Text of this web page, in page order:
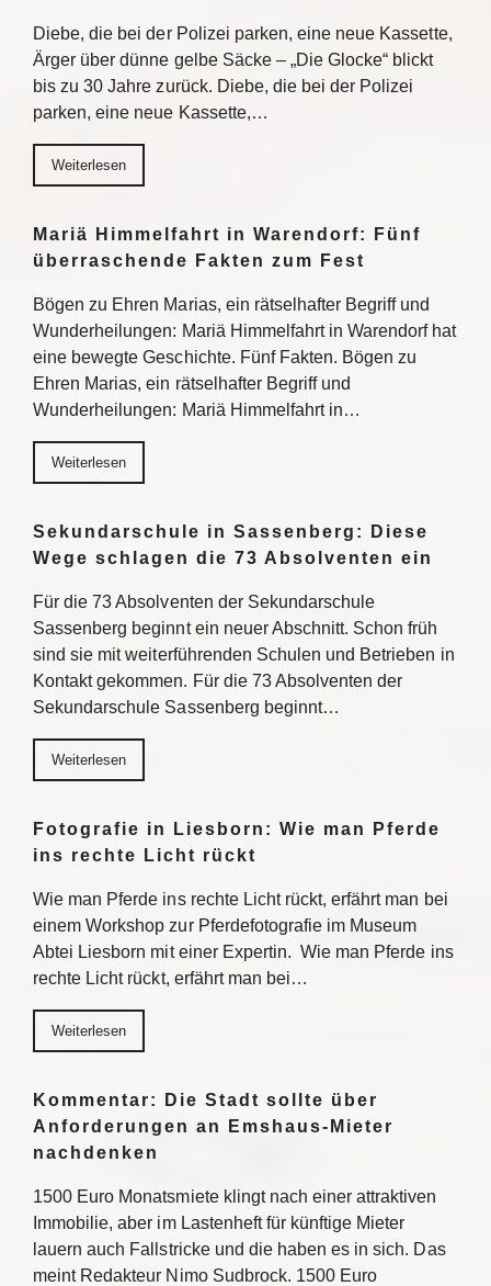
Diebe, die bei der Polizei parken, eine neue Kassette,
Ärger über dünne gelbe Säcke – „Die Glocke“ blickt
bis zu 30 Jahre zurück. Diebe, die bei der Polizei
parken, eine neue Kassette,…
Weiterlesen
Mariä Himmelfahrt in Warendorf: Fünf
überraschende Fakten zum Fest
Bögen zu Ehren Marias, ein rätselhafter Begriff und
Wunderheilungen: Mariä Himmelfahrt in Warendorf hat
eine bewegte Geschichte. Fünf Fakten. Bögen zu
Ehren Marias, ein rätselhafter Begriff und
Wunderheilungen: Mariä Himmelfahrt in…
Weiterlesen
Sekundarschule in Sassenberg: Diese
Wege schlagen die 73 Absolventen ein
Für die 73 Absolventen der Sekundarschule
Sassenberg beginnt ein neuer Abschnitt. Schon früh
sind sie mit weiterführenden Schulen und Betrieben in
Kontakt gekommen. Für die 73 Absolventen der
Sekundarschule Sassenberg beginnt…
Weiterlesen
Fotografie in Liesborn: Wie man Pferde
ins rechte Licht rückt
Wie man Pferde ins rechte Licht rückt, erfährt man bei
einem Workshop zur Pferdefotografie im Museum
Abtei Liesborn mit einer Expertin. Wie man Pferde ins
rechte Licht rückt, erfährt man bei…
Weiterlesen
Kommentar: Die Stadt sollte über
Anforderungen an Emshaus-Mieter
nachdenken
1500 Euro Monatsmiete klingt nach einer attraktiven
Immobilie, aber im Lastenheft für künftige Mieter
lauern auch Fallstricke und die haben es in sich. Das
meint Redakteur Nimo Sudbrock. 1500 Euro